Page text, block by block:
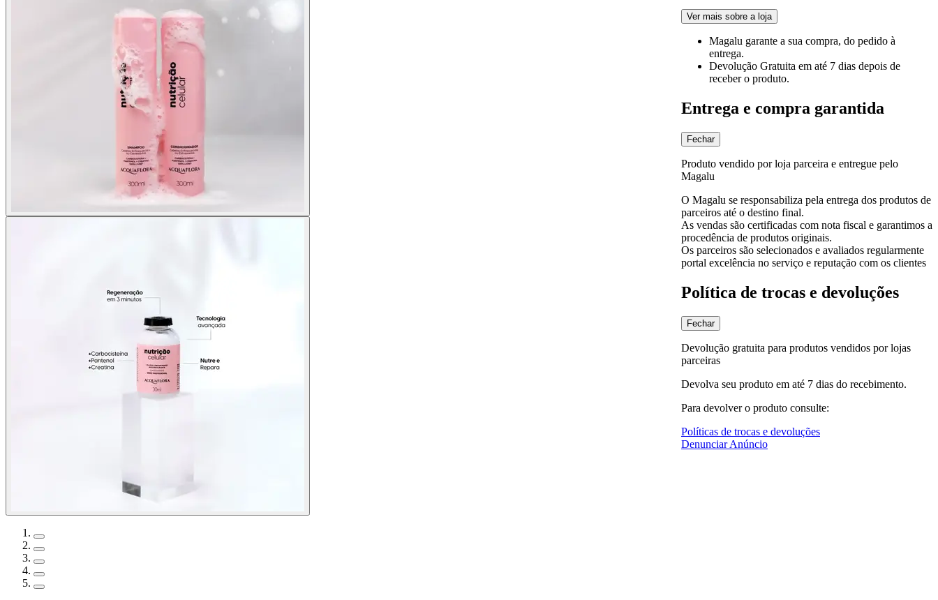
Ver mais sobre a loja
Magalu garante a sua compra, do pedido à
entrega.
Devolução Gratuita em até 7 dias depois de
receber o produto.
Entrega e compra garantida
Fechar
Produto vendido por loja parceira e entregue pelo
Magalu
O Magalu se responsabiliza pela entrega dos produtos de
parceiros até o destino final.
As vendas são certificadas com nota fiscal e garantimos a
procedência de produtos originais.
Os parceiros são selecionados e avaliados regularmente
portal excelência no serviço e reputação com os clientes
Política de trocas e devoluções
Fechar
Devolução gratuita para produtos vendidos por lojas
parceiras
Devolva seu produto em até 7 dias do recebimento.
Para devolver o produto consulte:
Políticas de trocas e devoluções
Denunciar Anúncio